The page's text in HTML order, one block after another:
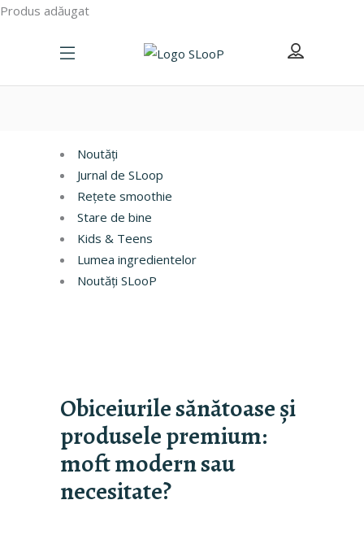
Produs adăugat
Noutăți
Jurnal de SLoop
Rețete smoothie
Stare de bine
Kids & Teens
Lumea ingredientelor
Noutăți SLooP
Obiceiurile sănătoase și
produsele premium:
moft modern sau
necesitate?